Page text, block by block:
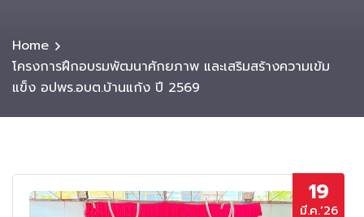
Home
โครงการฝึกอบรมพัฒนาศักยภาพ และเสริมสร้างความเข้ม
แข็ง อปพร.อบต.บ้านแก้ง ปี 2569
19
มี.ค.’26